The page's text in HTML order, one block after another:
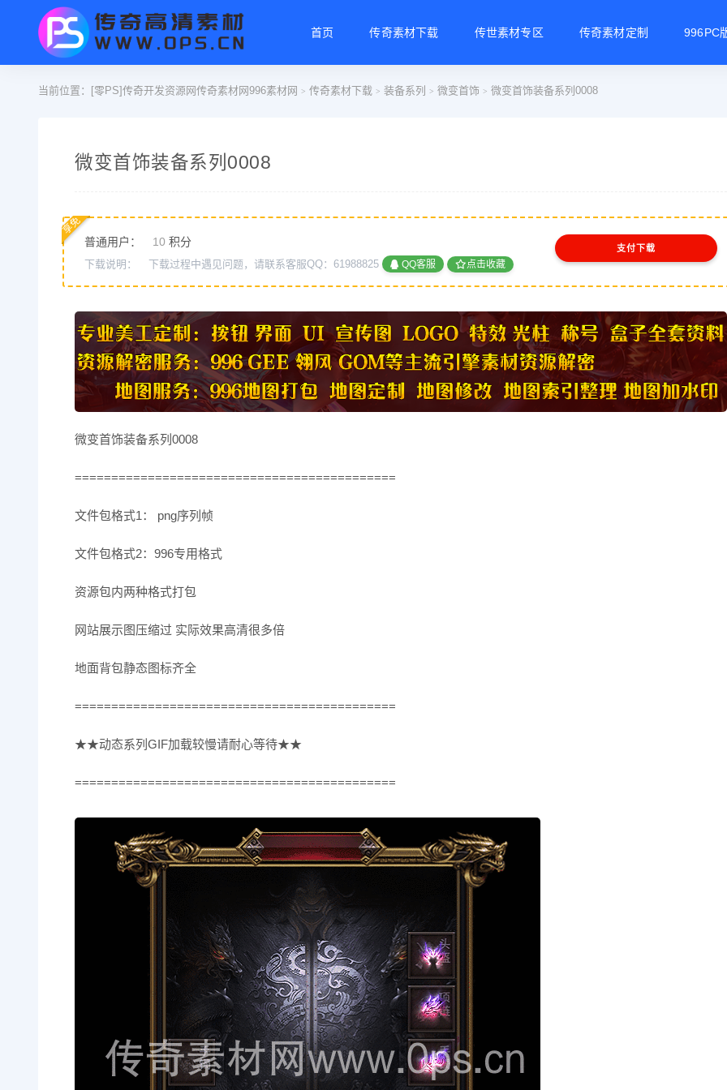
首页 传奇素材下载 传世素材专区 传奇素材定制 996PC
当前位置： [零PS]传奇开发资源网传奇素材网996素材网 > 传奇素材下载 > 装备系列 > 微变首饰 > 微变首饰装备系列0008
微变首饰装备系列0008
普通用户： 10 积分
享免
支付下载
下载说明： 下载过程中遇见问题，请联系客服QQ：61988825 QQ客服 点击收藏
微变首饰装备系列0008
============================================
文件包格式1： png序列帧
文件包格式2：996专用格式
资源包内两种格式打包
网站展示图压缩过 实际效果高清很多倍
地面背包静态图标齐全
============================================
★★动态系列GIF加载较慢请耐心等待★★
============================================